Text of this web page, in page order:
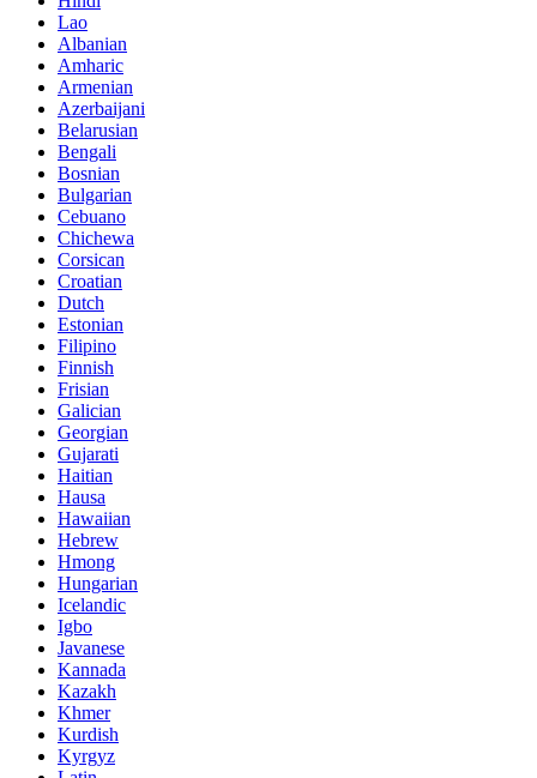
Lao
Albanian
Amharic
Armenian
Azerbaijani
Belarusian
Bengali
Bosnian
Bulgarian
Cebuano
Chichewa
Corsican
Croatian
Dutch
Estonian
Filipino
Finnish
Frisian
Galician
Georgian
Gujarati
Haitian
Hausa
Hawaiian
Hebrew
Hmong
Hungarian
Icelandic
Igbo
Javanese
Kannada
Kazakh
Khmer
Kurdish
Kyrgyz